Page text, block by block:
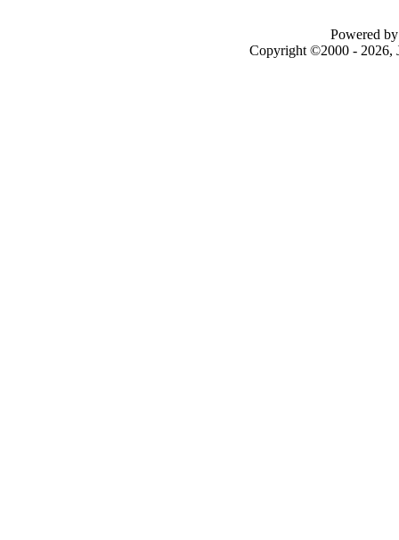
Powered
Copyright ©2000 - 2026,